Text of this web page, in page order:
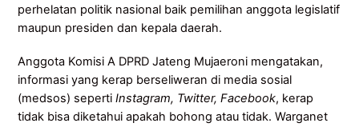
perhelatan politik nasional baik pemilihan anggota legislatif
maupun presiden dan kepala daerah.
Anggota Komisi A DPRD Jateng Mujaeroni mengatakan,
informasi yang kerap berseliweran di media sosial
(medsos) sepertiInstagram, Twitter, Facebook, kerap
tidak bisa diketahui apakah bohong atau tidak. Warganet